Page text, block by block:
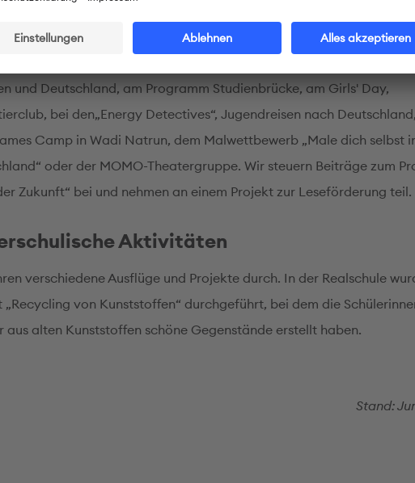
Aktivitäten und internationaler
und Deutschland, am Programm Studienbrücke, am Girls' Day,
bei den„Energy Detectives“, Jugendreisen nach
Camp in Wadi Natrun, dem Malwettbewerb „Male dich selbst
oder der MOMO-Theatergruppe. Wir steuern Beiträge zum
Zukunft“ bei und nehmen an einem Projekt zur Leseförderung teil.
Aktivitäten
verschiedene Ausflüge und Projekte durch. In der Realschule
„Recycling von Kunststoffen“ durchgeführt, bei dem die
aus alten Kunststoffen schöne Gegenstände erstellt haben.
Stand: